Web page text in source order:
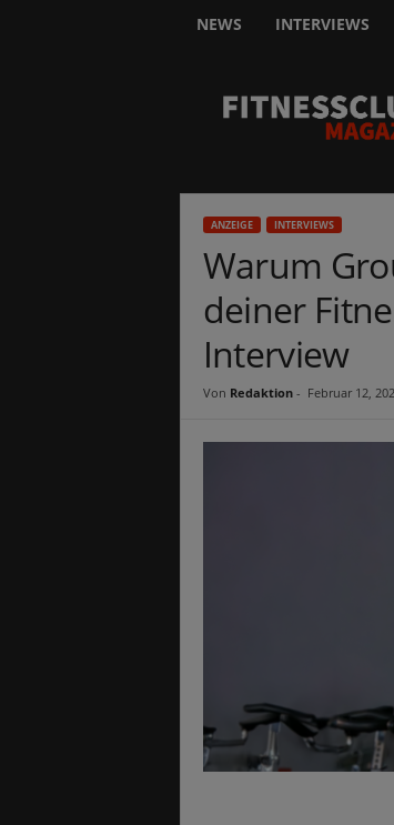
NEWS INTERVIEWS
ANZEIGE INTERVIEWS
Warum
deiner
Interview
Von Redaktion- Februar 12,